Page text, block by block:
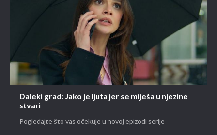
Daleki grad: Jako je ljuta jer se miješa u njezine
stvari
Pogledajte što vas očekuje u novoj epizodi serije